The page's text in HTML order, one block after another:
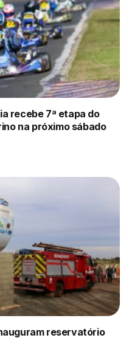
recebe 7ª etapa do
na próximo sábado
reservatório